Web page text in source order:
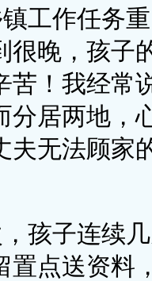
工作任务
很晚，孩子
苦！我经常
分居两地，
夫无法顾家
孩子连续
置点送资料